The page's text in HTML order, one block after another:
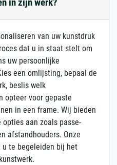
in zijn werk?
van uw kunstdruk
dat u in staat stelt om
uw persoonlijke
een omlijsting, bepaal de
beslis welk
opteer voor gepaste
in een frame. Wij bieden
aan zoals passe-
afstandhouders. Onze
te begeleiden bij het